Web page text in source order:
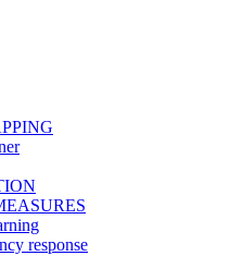
response